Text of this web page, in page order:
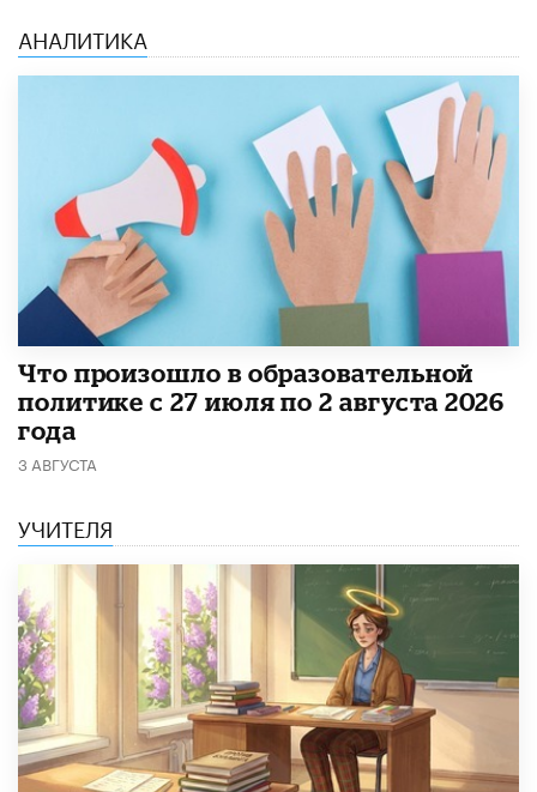
АНАЛИТИКА
​Что произошло в образовательной
политике с 27 июля по 2 августа 2026
года
3 АВГУСТА
УЧИТЕЛЯ